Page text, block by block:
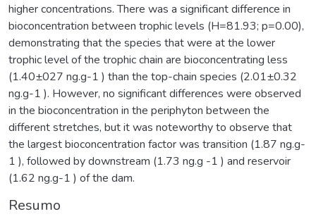
higher concentrations. There was a significant difference in
bioconcentration between trophic levels (H=81.93; p=0.00),
demonstrating that the species that were at the lower
trophic level of the trophic chain are bioconcentrating less
(1.40±027 ng.g-1 ) than the top-chain species (2.01±0.32
ng.g-1 ). However, no significant differences were observed
in the bioconcentration in the periphyton between the
different stretches, but it was noteworthy to observe that
the largest bioconcentration factor was transition (1.87 ng.g-
1 ), followed by downstream (1.73 ng.g -1 ) and reservoir
(1.62 ng.g-1 ) of the dam.
Resumo